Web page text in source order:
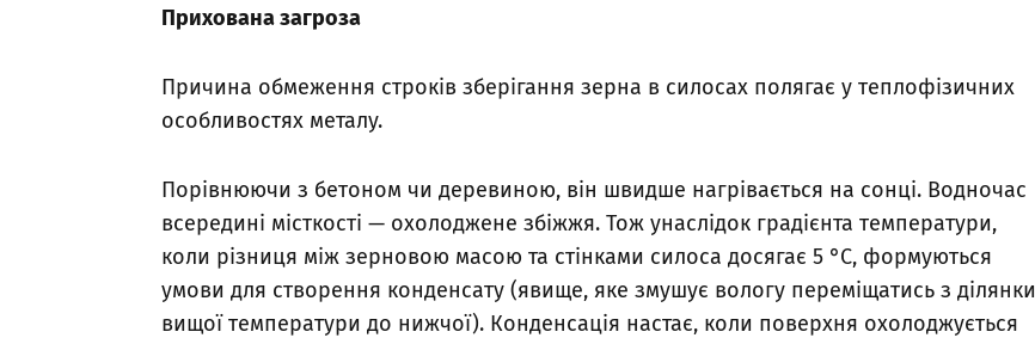
Прихована загроза
Причина обмеження строків зберігання зерна в силосах полягає у теплофізичних
особливостях металу.
Порівнюючи з бетоном чи деревиною, він швидше нагрівається на сонці. Водночас
всередині місткості — охолоджене збіжжя. Тож унаслідок градієнта температури,
коли різниця між зерновою масою та стінками силоса досягає 5 °С, формуються
умови для створення конденсату (явище, яке змушує вологу переміщатись з ділянки
вищої температури до нижчої). Конденсація настає, коли поверхня охолоджується